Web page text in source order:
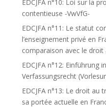
EDCJFA n°10: Loi sur la
contentieuse -VwVfG-
EDCJFA n°11: Le statut
l’enseignement privé en
comparaison avec le droit
EDCJFA n°12: Einführung
Verfassungsrecht
EDCJFA n°13: Le droit
sa portée actuelle en